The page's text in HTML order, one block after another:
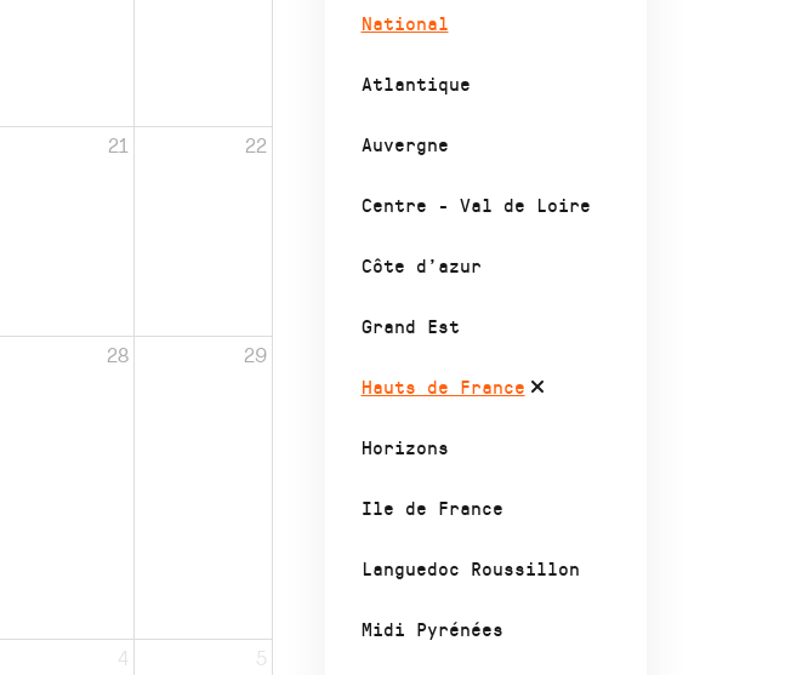
National
Atlantique
Auvergne
Centre - Val de Loire
Côte d’azur
Grand Est
Hauts de France
Horizons
Ile de France
Languedoc Roussillon
Midi Pyrénées
21 22
28 29
4 5